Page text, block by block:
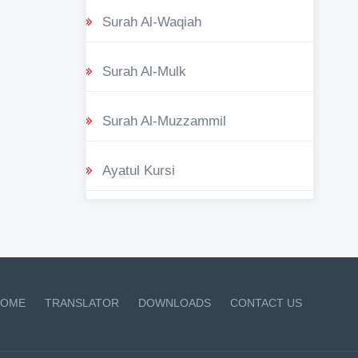
Surah Al-Waqiah
Surah Al-Mulk
Surah Al-Muzzammil
Ayatul Kursi
TRANSLATOR DOWNLOADS CONTACT US